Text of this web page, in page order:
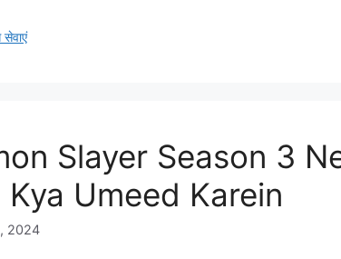
सेवाएं
Slayer Season 3
Kya Umeed Karein
2024